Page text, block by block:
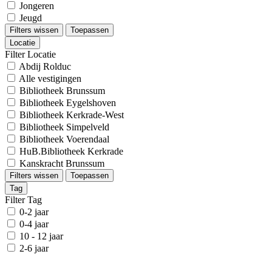
Jongeren
Jeugd
Filters wissen
Toepassen
Locatie
Filter Locatie
Abdij Rolduc
Alle vestigingen
Bibliotheek Brunssum
Bibliotheek Eygelshoven
Bibliotheek Kerkrade-West
Bibliotheek Simpelveld
Bibliotheek Voerendaal
HuB.Bibliotheek Kerkrade
Kanskracht Brunssum
Filters wissen
Toepassen
Tag
Filter Tag
0-2 jaar
0-4 jaar
10 - 12 jaar
2-6 jaar